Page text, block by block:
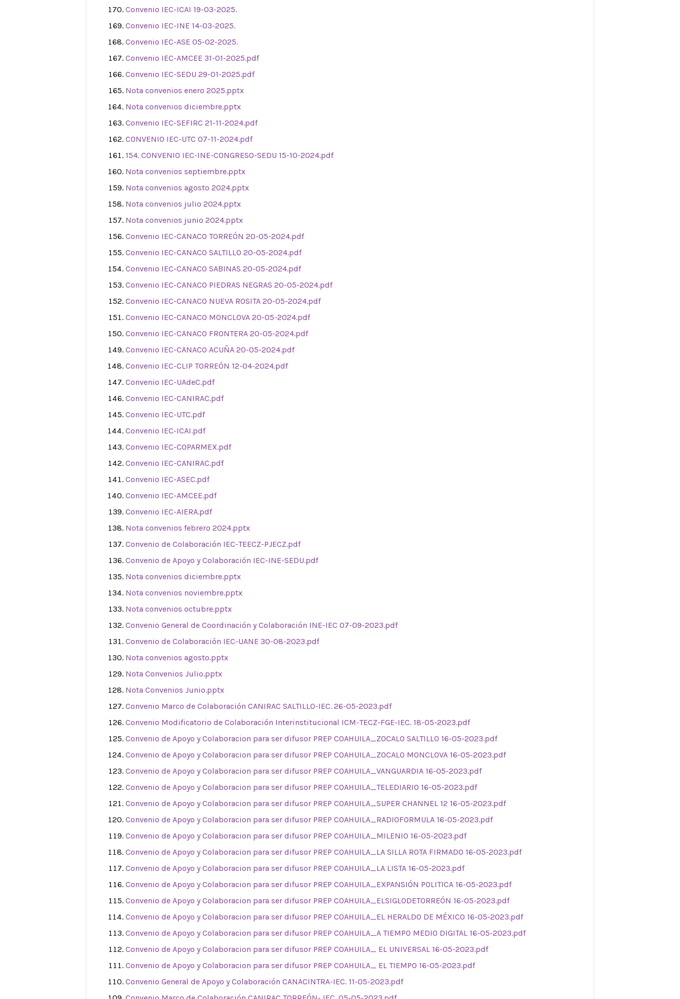
Convenio IEC-ICAI 19-03-2025.
Convenio IEC-INE 14-03-2025.
Convenio IEC-ASE 05-02-2025.
Convenio IEC-AMCEE 31-01-2025.pdf
Convenio IEC-SEDU 29-01-2025.pdf
Nota convenios enero 2025.pptx
Nota convenios diciembre.pptx
Convenio IEC-SEFIRC 21-11-2024.pdf
CONVENIO IEC-UTC 07-11-2024.pdf
154. CONVENIO IEC-INE-CONGRESO-SEDU 15-10-2024.pdf
Nota convenios septiembre.pptx
Nota convenios agosto 2024.pptx
Nota convenios julio 2024.pptx
Nota convenios junio 2024.pptx
Convenio IEC-CANACO TORREÓN 20-05-2024.pdf
Convenio IEC-CANACO SALTILLO 20-05-2024.pdf
Convenio IEC-CANACO SABINAS 20-05-2024.pdf
Convenio IEC-CANACO PIEDRAS NEGRAS 20-05-2024.pdf
Convenio IEC-CANACO NUEVA ROSITA 20-05-2024.pdf
Convenio IEC-CANACO MONCLOVA 20-05-2024.pdf
Convenio IEC-CANACO FRONTERA 20-05-2024.pdf
Convenio IEC-CANACO ACUÑA 20-05-2024.pdf
Convenio IEC-CLIP TORREÓN 12-04-2024.pdf
Convenio IEC-UAdeC.pdf
Convenio IEC-CANIRAC.pdf
Convenio IEC-UTC.pdf
Convenio IEC-ICAI.pdf
Convenio IEC-COPARMEX.pdf
Convenio IEC-CANIRAC.pdf
Convenio IEC-ASEC.pdf
Convenio IEC-AMCEE.pdf
Convenio IEC-AIERA.pdf
Nota convenios febrero 2024.pptx
Convenio de Colaboración IEC-TEECZ-PJECZ.pdf
Convenio de Apoyo y Colaboración IEC-INE-SEDU.pdf
Nota convenios diciembre.pptx
Nota convenios noviembre.pptx
Nota convenios octubre.pptx
Convenio General de Coordinación y Colaboración INE-IEC 07-09-2023.pdf
Convenio de Colaboración IEC-UANE 30-08-2023.pdf
Nota convenios agosto.pptx
Nota Convenios Julio.pptx
Nota Convenios Junio.pptx
Convenio Marco de Colaboración CANIRAC SALTILLO-IEC. 26-05-2023.pdf
Convenio Modificatorio de Colaboración Interinstitucional ICM-TECZ-FGE-IEC. 18-05-2023.pdf
Convenio de Apoyo y Colaboracion para ser difusor PREP COAHUILA_ZOCALO SALTILLO 16-05-2023.pdf
Convenio de Apoyo y Colaboracion para ser difusor PREP COAHUILA_ZOCALO MONCLOVA 16-05-2023.pdf
Convenio de Apoyo y Colaboracion para ser difusor PREP COAHUILA_VANGUARDIA 16-05-2023.pdf
Convenio de Apoyo y Colaboracion para ser difusor PREP COAHUILA_TELEDIARIO 16-05-2023.pdf
Convenio de Apoyo y Colaboracion para ser difusor PREP COAHUILA_SUPER CHANNEL 12 16-05-2023.pdf
Convenio de Apoyo y Colaboracion para ser difusor PREP COAHUILA_RADIOFORMULA 16-05-2023.pdf
Convenio de Apoyo y Colaboracion para ser difusor PREP COAHUILA_MILENIO 16-05-2023.pdf
Convenio de Apoyo y Colaboracion para ser difusor PREP COAHUILA_LA SILLA ROTA FIRMADO 16-05-2023.pdf
Convenio de Apoyo y Colaboracion para ser difusor PREP COAHUILA_LA LISTA 16-05-2023.pdf
Convenio de Apoyo y Colaboracion para ser difusor PREP COAHUILA_EXPANSIÓN POLITICA 16-05-2023.pdf
Convenio de Apoyo y Colaboracion para ser difusor PREP COAHUILA_ELSIGLODETORREÓN 16-05-2023.pdf
Convenio de Apoyo y Colaboracion para ser difusor PREP COAHUILA_EL HERALDO DE MÉXICO 16-05-2023.pdf
Convenio de Apoyo y Colaboracion para ser difusor PREP COAHUILA_A TIEMPO MEDIO DIGITAL 16-05-2023.pdf
Convenio de Apoyo y Colaboracion para ser difusor PREP COAHUILA_ EL UNIVERSAL 16-05-2023.pdf
Convenio de Apoyo y Colaboracion para ser difusor PREP COAHUILA_ EL TIEMPO 16-05-2023.pdf
Convenio General de Apoyo y Colaboración CANACINTRA-IEC. 11-05-2023.pdf